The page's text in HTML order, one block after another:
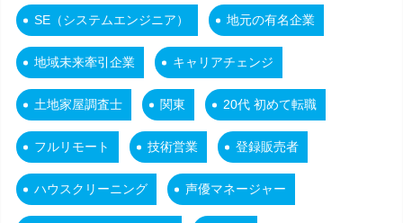
SE（システムエンジニア） 地元の有名企業
地域未来牽引企業 キャリアチェンジ
土地家屋調査士 関東 20代 初めて転職
フルリモート 技術営業 登録販売者
ハウスクリーニング 声優マネージャー